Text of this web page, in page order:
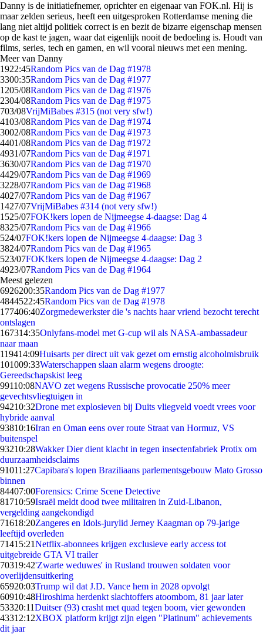
Danny is de initiatiefnemer, oprichter en eigenaar van FOK.nl. Hij is
maar zelden serieus, heeft een uitgesproken Rotterdamse mening die
lang niet altijd politiek correct is en bezit de bizarre eigenschap mensen
op de kast te jagen, waar dat eigenlijk nooit de bedoeling is. Houdt van
films, series, tech en gamen, en wil vooral nieuws met een mening.
Meer van Danny
1922:45Random Pics van de Dag #1978
3300:35Random Pics van de Dag #1977
1205/08Random Pics van de Dag #1976
2304/08Random Pics van de Dag #1975
703/08VrijMiBabes #315 (not very sfw!)
4103/08Random Pics van de Dag #1974
3002/08Random Pics van de Dag #1973
4401/08Random Pics van de Dag #1972
4931/07Random Pics van de Dag #1971
3630/07Random Pics van de Dag #1970
4429/07Random Pics van de Dag #1969
3228/07Random Pics van de Dag #1968
4027/07Random Pics van de Dag #1967
1427/07VrijMiBabes #314 (not very sfw!)
1525/07FOK!kers lopen de Nijmeegse 4-daagse: Dag 4
8325/07Random Pics van de Dag #1966
524/07FOK!kers lopen de Nijmeegse 4-daagse: Dag 3
3824/07Random Pics van de Dag #1965
523/07FOK!kers lopen de Nijmeegse 4-daagse: Dag 2
4923/07Random Pics van de Dag #1964
Meest gelezen
6926200:35Random Pics van de Dag #1977
4844522:45Random Pics van de Dag #1978
177406:40Zorgmedewerkster die 's nachts haar vriend bezocht terecht
ontslagen
167314:35Onlyfans-model met G-cup wil als NASA-ambassadeur
naar maan
119414:09Huisarts per direct uit vak gezet om ernstig alcoholmisbruik
101009:33Waterschappen slaan alarm wegens droogte:
Gereedschapskist leeg
99110:08NAVO zet wegens Russische provocatie 250% meer
gevechtsvliegtuigen in
94210:32Drone met explosieven bij Duits vliegveld voedt vrees voor
hybride aanval
93810:16Iran en Oman eens over route Straat van Hormuz, VS
buitenspel
93210:28Wakker Dier dient klacht in tegen insectenfabriek Protix om
duurzaamheidsclaims
91011:27Capibara's lopen Braziliaans parlementsgebouw Mato Grosso
binnen
84407:00Forensics: Crime Scene Detective
81710:59Israël meldt dood twee militairen in Zuid-Libanon,
vergelding aangekondigd
71618:20Zangeres en Idols-jurylid Jerney Kaagman op 79-jarige
leeftijd overleden
71415:21Netflix-abonnees krijgen exclusieve early access tot
uitgebreide GTA VI trailer
70319:42'Zwarte weduwes' in Rusland trouwen soldaten voor
overlijdensuitkering
65920:03Trump wil dat J.D. Vance hem in 2028 opvolgt
60910:48Hiroshima herdenkt slachtoffers atoombom, 81 jaar later
53320:11Duitser (93) crasht met quad tegen boom, vier gewonden
43312:12XBOX platform krijgt zijn eigen "Platinum" achievements
dit jaar